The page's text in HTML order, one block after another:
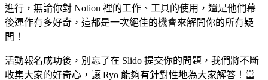
進行，無論你對 Notion 裡的工作、工具的使用，還是他們幕
後運作有多好奇，這都是一次絕佳的機會來解開你的所有疑
問！
活動報名成功後，別忘了在 Slido 提交你的問題，我們將不斷
收集大家的好奇心，讓 Ryo 能夠有針對性地為大家解答！當